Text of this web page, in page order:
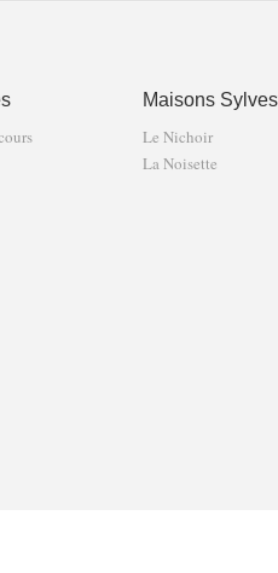
Maisons
Le Nichoir
La Noisette